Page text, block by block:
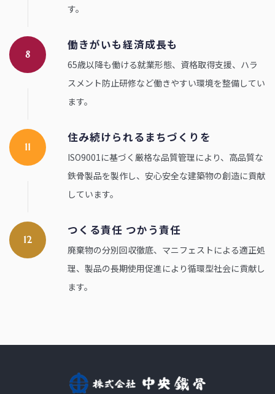
す。
8
働きがいも経済成長も
65歳以降も働ける就業形態、資格取得支援、ハラ
スメント防止研修など働きやすい環境を整備してい
ます。
11
住み続けられるまちづくりを
ISO9001に基づく厳格な品質管理により、高品質な
鉄骨製品を製作し、安心安全な建築物の創造に貢献
しています。
12
つくる責任 つかう責任
廃棄物の分別回収徹底、マニフェストによる適正処
理、製品の長期使用促進により循環型社会に貢献し
ます。